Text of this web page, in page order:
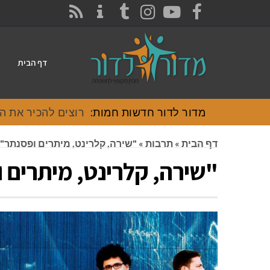
FACEBOOK
YOUTUBE
INSTAGRAM
TUMBLR
דף הבית
מדור לדור חדשות חמות: רוצים להכיר את
דף הבית » תרבות » "שירה, קלרינט, מיתרים ופסנתר"
"שירה, קלרינט,